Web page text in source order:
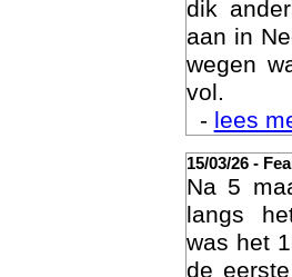
coach/
dik
aan in
wegen
vol.
-lees
15/03/26 -
Na 5
langs
was het